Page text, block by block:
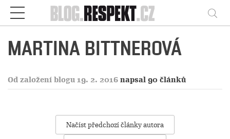
Respekt
MARTINA BITTNEROVÁ
Od založení blogu 19. 2. 2016 napsal 90 článků
Načíst předchozí články autora